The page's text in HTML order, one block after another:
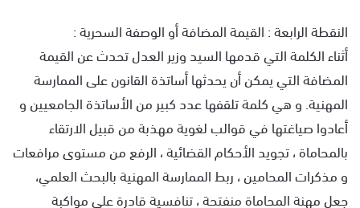
النقطة الرابعة : القيمة المضافة أو الوصفة السحرية :
أثناء الكلمة التي قدمها السيد وزير العدل تحدث عن القيمة
المضافة التي يمكن أن يحدثها أساتذة القانون على الممارسة
المهنية. و هي كلمة تلقفها عدد كبير من الأساتذة الجامعيين و
أعادوا صياغتها في قوالب لغوية مهذبة من قبيل الارتقاء
بالمحاماة ، تجويد الأحكام القضائية ، الرفع من مستوى مرافعات
و مذكرات المحامين ، ربط الممارسة المهنية بالبحث العلمي،
جعل مهنة المحاماة منفتحة ، تنافسية قادرة على مواكبة